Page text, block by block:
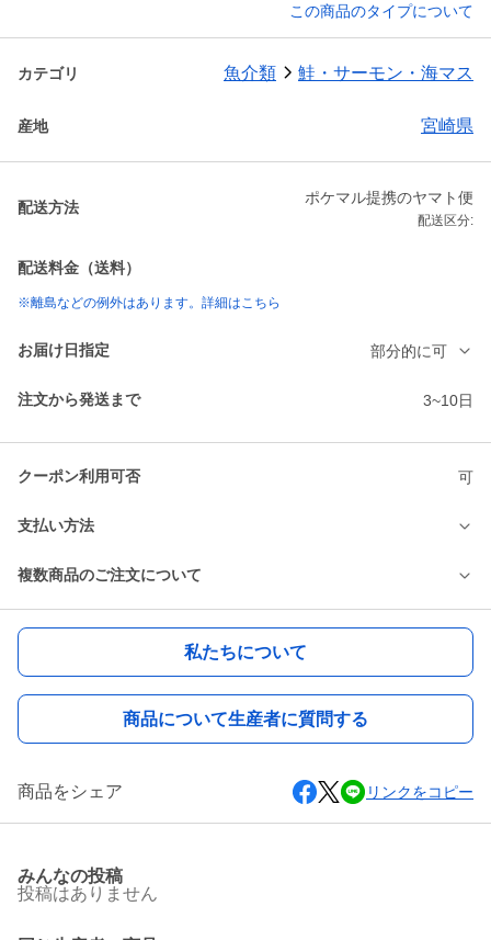
この商品のタイプについて
カテゴリ 魚介類 鮭・サーモン・海マス
産地 宮崎県
配送方法
ポケマル提携のヤマト便
配送区分:
配送料金（送料）
※離島などの例外はあります。詳細はこちら
お届け日指定 部分的に可
注文から発送まで 3~10日
クーポン利用可否 可
支払い方法
複数商品のご注文について
私たちについて
商品について生産者に質問する
商品をシェア リンクをコピー
みんなの投稿
投稿はありません